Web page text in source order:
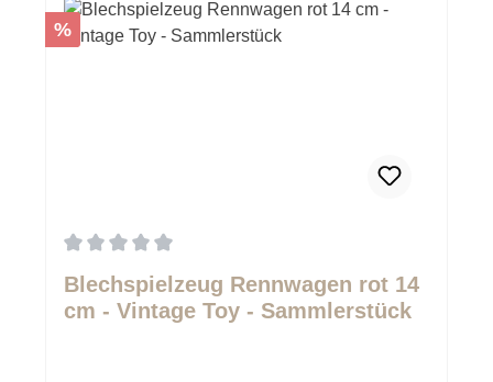
Rabatt
%
Blechspielzeug Rennwagen rot 14
cm - Vintage Toy - Sammlerstück